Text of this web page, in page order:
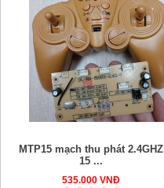
MTP15 mạch thu phát 2.4GHZ
15 ...
535.000 VNĐ